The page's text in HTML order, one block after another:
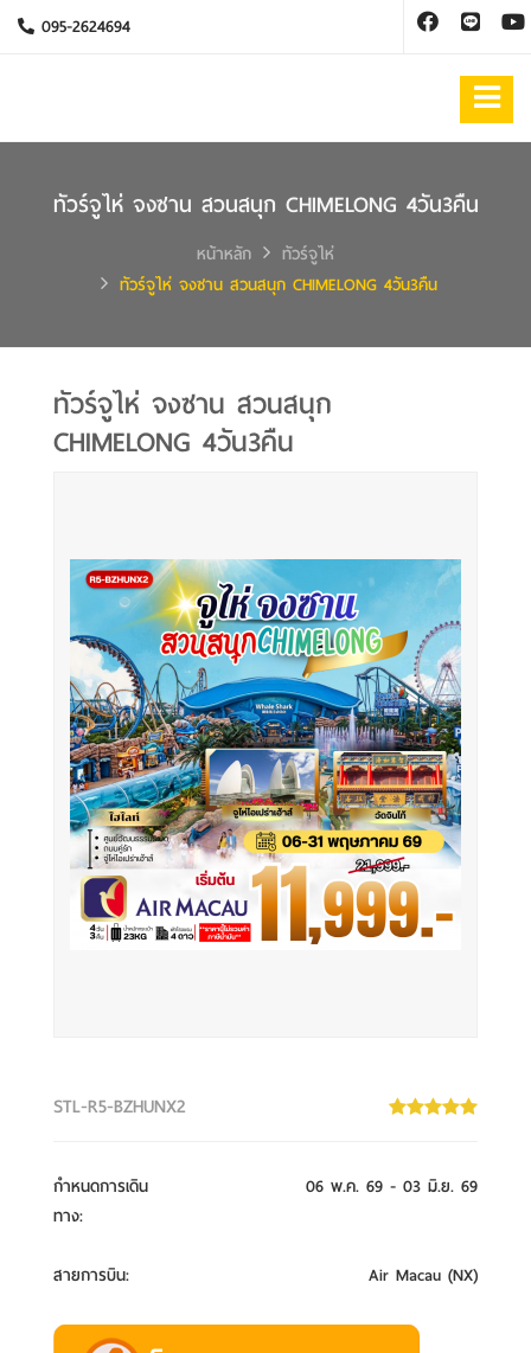
095-2624694
ทัวร์จูไห่ จงซาน สวนสนุก CHIMELONG 4วัน3คืน
หน้าหลัก
ทัวร์จูไห่
ทัวร์จูไห่ จงซาน สวนสนุก CHIMELONG 4วัน3คืน
ทัวร์จูไห่ จงซาน สวนสนุก
CHIMELONG 4วัน3คืน
STL-R5-BZHUNX2
กำหนดการเดิน
ทาง:
06 พ.ค. 69 - 03 มิ.ย. 69
สายการบิน: Air Macau (NX)